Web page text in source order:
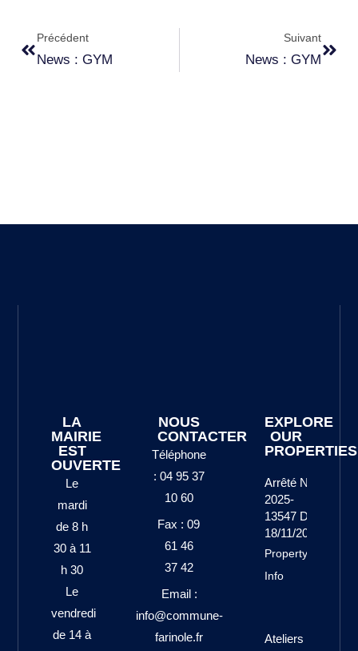
Précédent
News : GYM
Suivant
News : GYM
LA
MAIRIE
EST
OUVERTE
Le
mardi
de 8 h
30 à 11
h 30
Le
vendredi
de 14 à
NOUS
CONTACTER
Téléphone
: 04 95 37
10 60
Fax : 09
61 46
37 42
Email :
info@commune-
farinole.fr
EXPLORE
OUR
PROPERTIES
Arrêté N°
2025-
13547 Du
18/11/2025
Property
Info
Ateliers